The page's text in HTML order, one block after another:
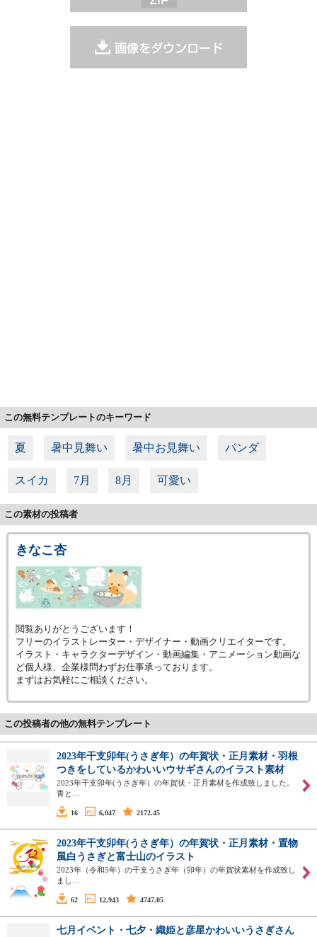
この無料テンプレートのキーワード
夏 暑中見舞い 暑中お見舞い パンダ
スイカ 7月 8月 可愛い
この素材の投稿者
きなこ杏
閲覧ありがとうございます！
フリーのイラストレーター・デザイナー・動画クリエイターです。
イラスト・キャラクターデザイン・動画編集・アニメーション動画な
ど個人様、企業様問わずお仕事承っております。
まずはお気軽にご相談ください。
この投稿者の他の無料テンプレート
2023年干支卯年(うさぎ年）の年賀状・正月素材・羽根
つきをしているかわいいウサギさんのイラスト素材
2023年干支卯年(うさぎ年）の年賀状・正月素材を作成致しました。
青と…
16 6,047 2172.45
2023年干支卯年(うさぎ年）の年賀状・正月素材・置物
風白うさぎと富士山のイラスト
2023年（令和5年）の干支うさぎ年（卯年）の年賀状素材を作成致し
まし…
62 12,943 4747.05
七月イベント・七夕・織姫と彦星かわいいうさぎさん